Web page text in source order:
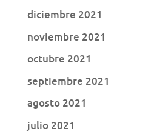
diciembre 2021
noviembre 2021
octubre 2021
septiembre 2021
agosto 2021
julio 2021